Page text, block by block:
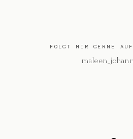
FOLGT MIR GERNE